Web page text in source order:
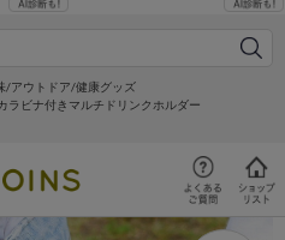
/アウトドア/健康グッズ
ラビナ付きマルチドリンクホルダー